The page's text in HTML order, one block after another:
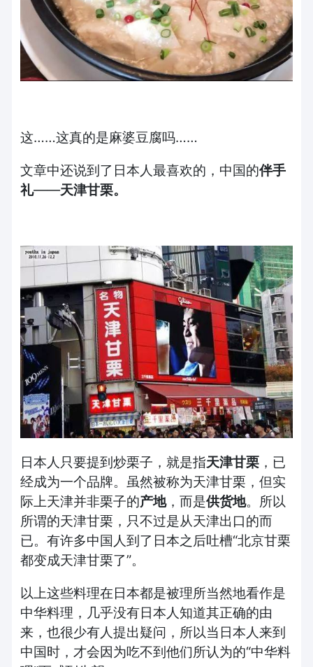
这……这真的是麻婆豆腐吗……
文章中还说到了日本人最喜欢的，中国的伴手
礼——天津甘栗。
日本人只要提到炒栗子，就是指天津甘栗，已
经成为一个品牌。虽然被称为天津甘栗，但实
际上天津并非栗子的产地，而是供货地。所以
所谓的天津甘栗，只不过是从天津出口的而
已。有许多中国人到了日本之后吐槽“北京甘栗
都变成天津甘栗了”。
以上这些料理在日本都是被理所当然地看作是
中华料理，几乎没有日本人知道其正确的由
来，也很少有人提出疑问，所以当日本人来到
中国时，才会因为吃不到他们所认为的“中华料